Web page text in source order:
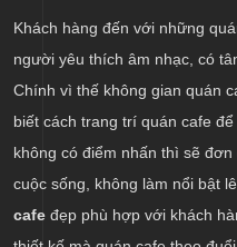
Khách hàng đến với những
người yêu thích âm nhạc, có
Chính vì thế không gian quán
biết cách trang trí quán cafe
không có điểm nhấn thì sẽ
cuộc sống, không làm nổi bật
cafe đẹp phù hợp với khách